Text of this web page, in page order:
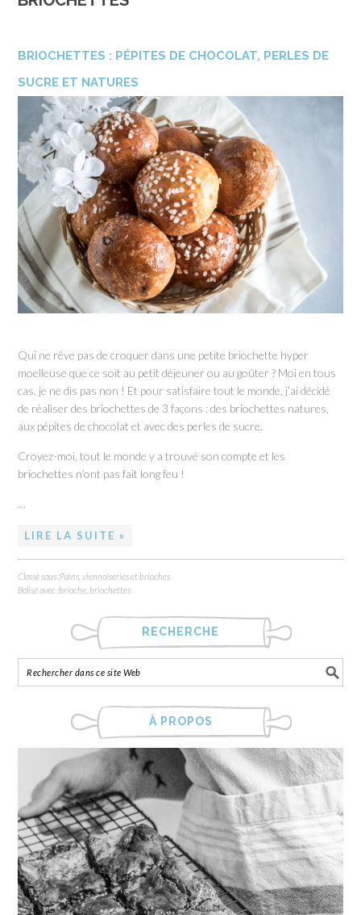
BRIOCHETTES : PÉPITES DE CHOCOLAT, PERLES DE
SUCRE ET NATURES
Qui ne rêve pas de croquer dans une petite briochette hyper
moelleuse que ce soit au petit déjeuner ou au goûter ? Moi en tous
cas, je ne dis pas non ! Et pour satisfaire tout le monde, j’ai décidé
de réaliser des briochettes de 3 façons : des briochettes natures,
aux pépites de chocolat et avec des perles de sucre.
Croyez-moi, tout le monde y a trouvé son compte et les
briochettes n’ont pas fait long feu !
…
LIRE LA SUITE »
Classé sous :Pains, viennoiseries et brioches
Balisé avec :brioche ,briochettes
RECHERCHE
À PROPOS